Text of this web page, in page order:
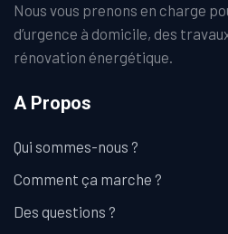
Nous vous prenons en charge
d’urgence à domicile, des
rénovation énergétique.
A Propos
Qui sommes-nous ?
Comment ça marche ?
Des questions ?